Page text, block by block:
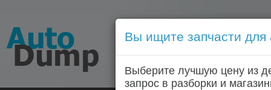
Голосовой запрос
Главная
Вы ищите запчасти для
Выберите лучшую цену из
запрос в разборки и